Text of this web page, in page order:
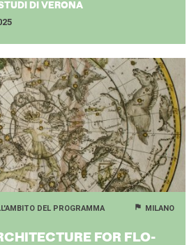
DI VERONA
DEL PROGRAMMA
MILANO
FOR FLO­